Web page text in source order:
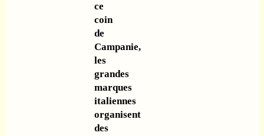
ce
coin
de
Campanie,
les
grandes
marques
italiennes
organisent
des